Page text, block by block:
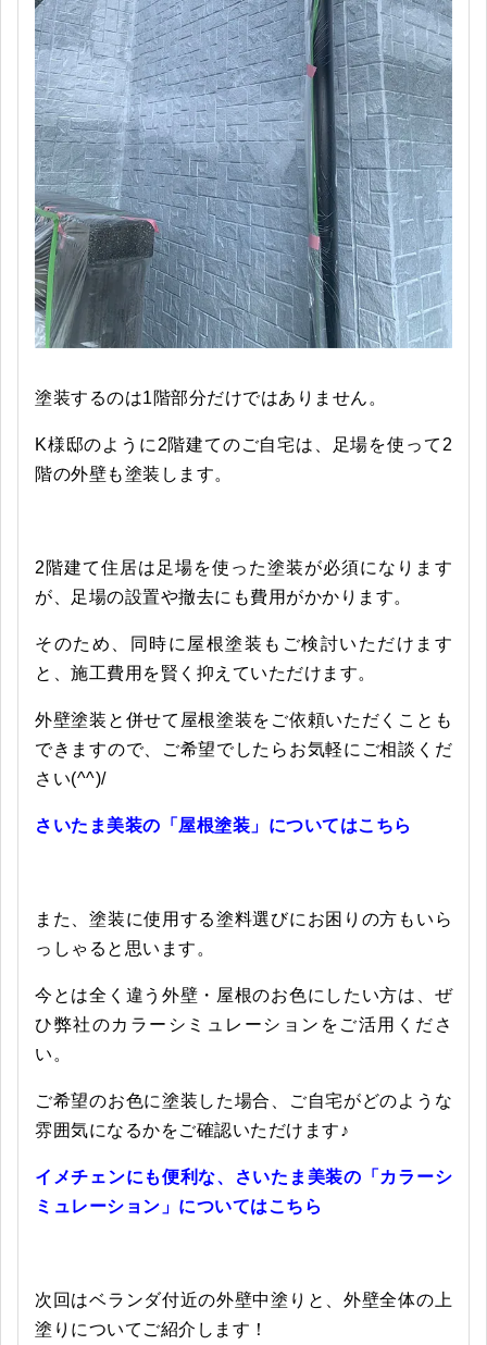
塗装するのは1階部分だけではありません。
K様邸のように2階建てのご自宅は、足場を使って2
階の外壁も塗装します。
2階建て住居は足場を使った塗装が必須になります
が、足場の設置や撤去にも費用がかかります。
そのため、同時に屋根塗装もご検討いただけます
と、施工費用を賢く抑えていただけます。
外壁塗装と併せて屋根塗装をご依頼いただくことも
できますので、ご希望でしたらお気軽にご相談くだ
さい(^^)/
さいたま美装の「屋根塗装」についてはこちら
また、塗装に使用する塗料選びにお困りの方もいら
っしゃると思います。
今とは全く違う外壁・屋根のお色にしたい方は、ぜ
ひ弊社のカラーシミュレーションをご活用くださ
い。
ご希望のお色に塗装した場合、ご自宅がどのような
雰囲気になるかをご確認いただけます♪
イメチェンにも便利な、さいたま美装の「カラーシ
ミュレーション」についてはこちら
次回はベランダ付近の外壁中塗りと、外壁全体の上
塗りについてご紹介します！